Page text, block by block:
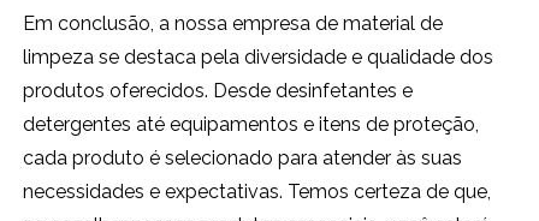
Em conclusão, a nossa empresa de material de
limpeza se destaca pela diversidade e qualidade dos
produtos oferecidos. Desde desinfetantes e
detergentes até equipamentos e itens de proteção,
cada produto é selecionado para atender às suas
necessidades e expectativas. Temos certeza de que,